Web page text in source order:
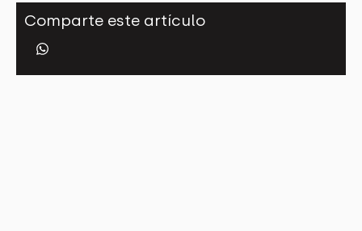
Comparte este artículo